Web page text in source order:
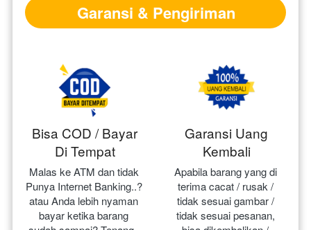
Garansi & Pengiriman
Bisa COD / Bayar
Di Tempat
Malas ke ATM dan tidak
Punya Internet Banking..?
atau Anda lebih nyaman
bayar ketika barang
Garansi Uang
Kembali
Apabila barang yang di
terima cacat / rusak /
tidak sesuai gambar /
tidak sesuai pesanan,